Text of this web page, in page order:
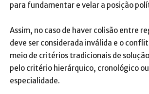
para fundamentar e velar a posição
Assim, no caso de haver colisão entre
deve ser considerada inválida e o
meio de critérios tradicionais de
pelo critério hierárquico, cronológico
especialidade.